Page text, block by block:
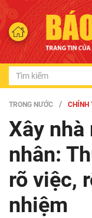
TRONG NƯỚC CHÍNH
Xây
nhân:
rõ việc,
nhiệm